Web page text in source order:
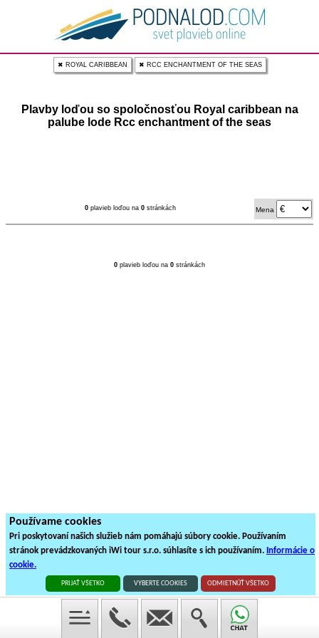
Používame cookies
Pri poskytovaní našich služieb nám pomáhajú súbory cookie. Používaním
stránok prevádzkovaných iWi tour s.r.o. súhlasíte s ich používaním. Informácie o
cookie.
PRIJAŤ VŠETKO VYBERTE COOKIES ODMIETNÚŤ VŠETKO
✖ ROYAL CARIBBEAN ✖ RCC ENCHANTMENT OF THE SEAS
Plavby loďou so spoločnosťou Royal caribbean na
palube lode Rcc enchantment of the seas
0plavieb loďou na 0stránkách Mena
0 plavieb loďou na 0 stránkách